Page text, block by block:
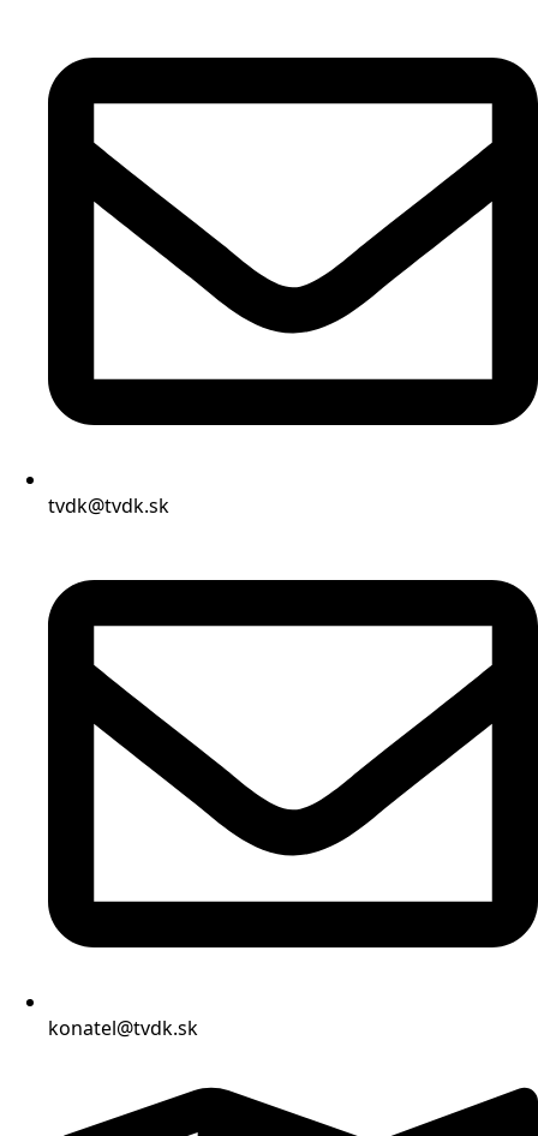
tvdk@tvdk.sk
konatel@tvdk.sk